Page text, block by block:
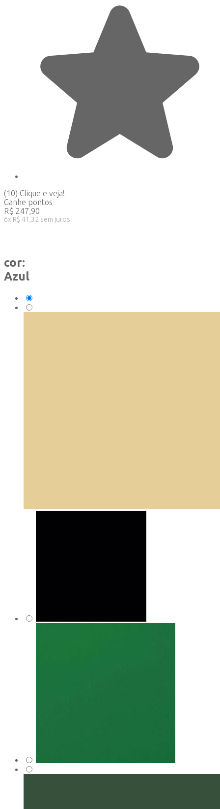
(10) Clique e veja!
Ganhe pontos
R$ 247,90
6x R$ 41,32 sem juros
cor:
Azul